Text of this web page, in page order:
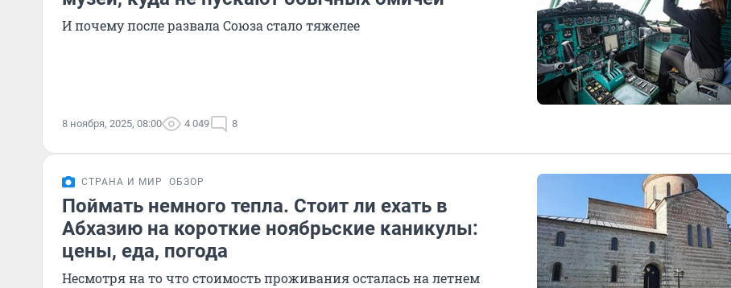
И почему после развала Союза стало тяжелее
8 ноября, 2025, 08:00 4 049 8
СТРАНА И МИР ОБЗОР
Поймать немного тепла. Стоит ли ехать в
Абхазию на короткие ноябрьские каникулы:
цены, еда, погода
Несмотря на то что стоимость проживания осталась на летнем